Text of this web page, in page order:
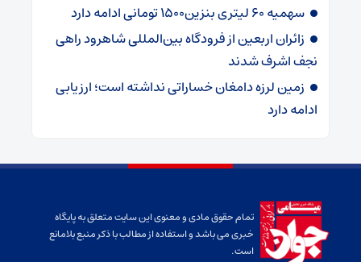
سهمیه ۶۰ لیتری بنزین۱۵۰۰ تومانی ادامه دارد
زائران اربعین از فرودگاه بین‌المللی شاهرود راهی
نجف اشرف شدند
زمین لرزه دامغان خساراتی نداشته است؛ ارزیابی
ادامه دارد
تمام حقوق مادی و معنوی این سایت متعلق به پایگاه
خبری می باشد و استفاده از مطالب با ذکر منبع بلامانع
است.